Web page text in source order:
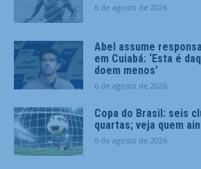
6 de agosto de 2026
Abel assume
em Cuiabá: ‘Esta é
doem menos’
6 de agosto de 2026
Copa do Brasil: seis
quartas; veja quem
6 de agosto de 2026